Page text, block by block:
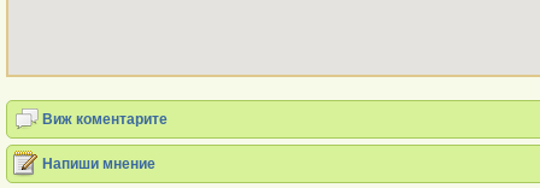
Виж коментарите
Напиши мнение